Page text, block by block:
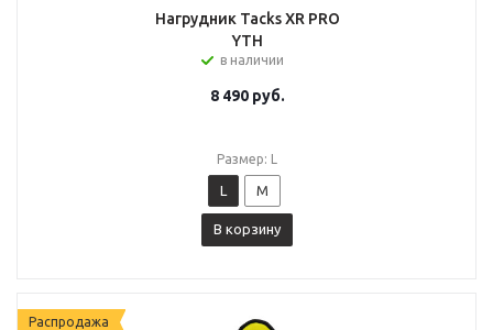
Нагрудник Tacks XR PRO
YTH
в наличии
8 490руб.
Размер: L
L M
В корзину
Распродажа